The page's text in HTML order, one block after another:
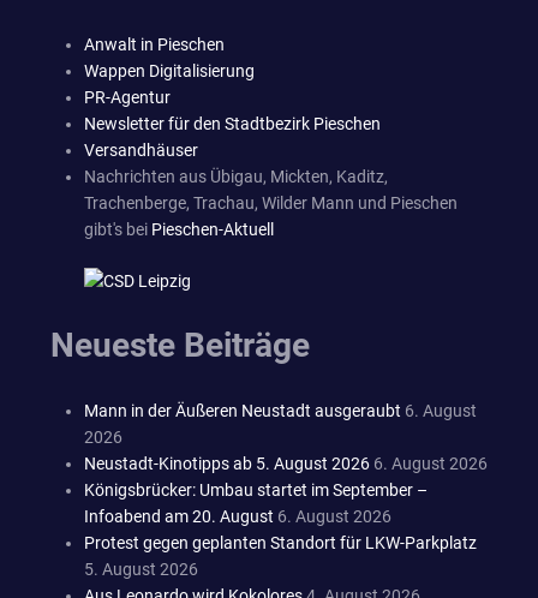
Anwalt in Pieschen
Wappen Digitalisierung
PR-Agentur
Newsletter für den Stadtbezirk Pieschen
Versandhäuser
Nachrichten aus Übigau, Mickten, Kaditz,
Trachenberge, Trachau, Wilder Mann und Pieschen
gibt's bei Pieschen-Aktuell
Neueste Beiträge
Mann in der Äußeren Neustadt ausgeraubt 6. August
2026
Neustadt-Kinotipps ab 5. August 2026 6. August 2026
Königsbrücker: Umbau startet im September –
Infoabend am 20. August 6. August 2026
Protest gegen geplanten Standort für LKW-Parkplatz
5. August 2026